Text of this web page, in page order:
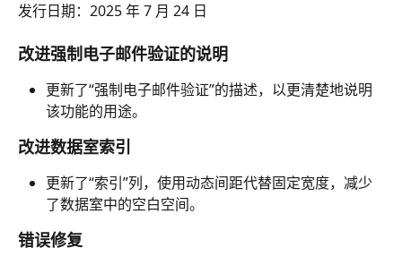
发行日期：2025 年 7 月 24 日
改进强制电子邮件验证的说明
更新了“强制电子邮件验证”的描述，以更清楚地说明
该功能的用途。
改进数据室索引
更新了“索引”列，使用动态间距代替固定宽度，减少
了数据室中的空白空间。
错误修复